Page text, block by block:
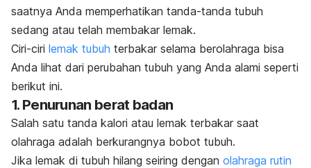
saatnya Anda memperhatikan tanda-tanda tubuh
sedang atau telah membakar lemak.
Ciri-ciri lemak tubuh terbakar selama berolahraga bisa
Anda lihat dari perubahan tubuh yang Anda alami seperti
berikut ini.
1. Penurunan berat badan
Salah satu tanda kalori atau lemak terbakar saat
olahraga adalah berkurangnya bobot tubuh.
Jika lemak di tubuh hilang seiring dengan olahraga rutin